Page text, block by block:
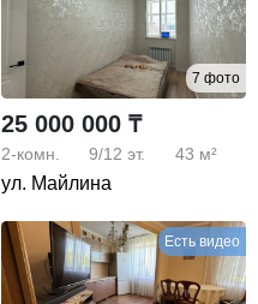
7 фото
25 000 000 ₸
2-комн. 9/12 эт. 43 м²
ул. Майлина
Есть видео